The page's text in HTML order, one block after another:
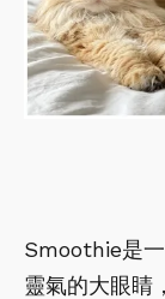
Smoothie是
靈氣的大眼睛